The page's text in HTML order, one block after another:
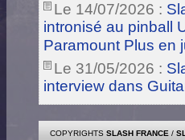
Le 14/07/2026 :
intronisé au pinball
Paramount Plus en
Le 31/05/2026 :
interview dans
COPYRIGHTS SLASH FRANCE /